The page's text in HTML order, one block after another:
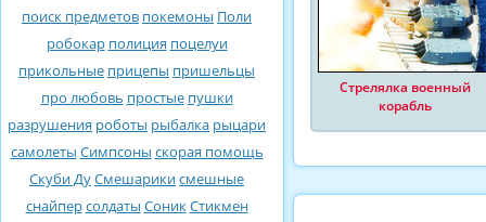
поиск предметов покемоны Поли
робокар полиция поцелуи
прикольные прицепы пришельцы
про любовь простые пушки
разрушения роботы рыбалка рыцари
самолеты Симпсоны скорая помощь
Скуби ДуСмешарикисмешные
снайперсолдаты СоникСтикмен
Стрелялка военный
корабль